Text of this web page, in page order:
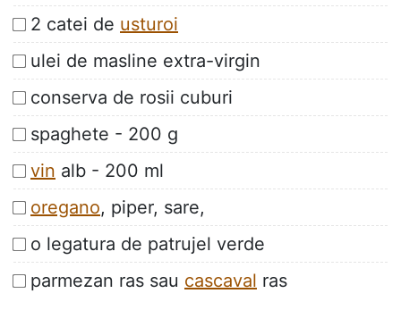
2 catei de usturoi
ulei de masline extra-virgin
conserva de rosii cuburi
spaghete - 200 g
vin alb - 200 ml
oregano, piper, sare,
o legatura de patrujel verde
parmezan ras sau cascaval ras